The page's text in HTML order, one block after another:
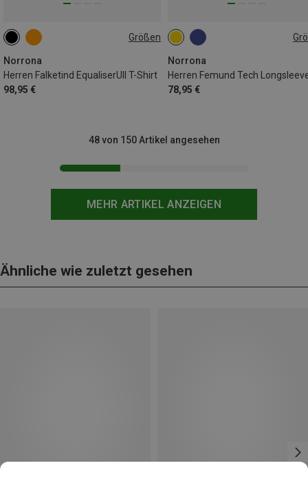
Größen
Norrona
Herren Falketind EqualiserUll T-Shirt
98,95 €
M XL
Norrona
Herren Femund Tech
78,95 €
S M
MEHR ARTIKEL ANZEIGEN
48 von 150 Artikel angesehen
Ähnliche wie zuletzt gesehen